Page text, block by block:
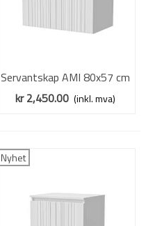
Servantskap AMI 80x57 cm
- hvit matt - 2 dører
kr 2,450.00 (inkl. mva)
Nyhet